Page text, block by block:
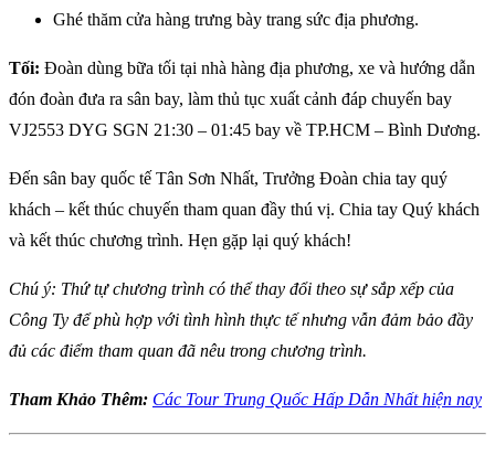
Ghé thăm cửa hàng trưng bày trang sức địa phương.
Tối: Đoàn dùng bữa tối tại nhà hàng địa phương, xe và hướng dẫn
đón đoàn đưa ra sân bay, làm thủ tục xuất cảnh đáp chuyến bay
VJ2553 DYG SGN 21:30 – 01:45 bay về TP.HCM – Bình Dương.
Đến sân bay quốc tế Tân Sơn Nhất, Trưởng Đoàn chia tay quý
khách – kết thúc chuyến tham quan đầy thú vị. Chia tay Quý khách
và kết thúc chương trình. Hẹn gặp lại quý khách!
Chú ý: Thứ tự chương trình có thể thay đổi theo sự sắp xếp của
Công Ty để phù hợp với tình hình thực tế nhưng vẫn đảm bảo đầy
đủ các điểm tham quan đã nêu trong chương trình.
Tham Khảo Thêm: Các Tour Trung Quốc Hấp Dẫn Nhất hiện nay